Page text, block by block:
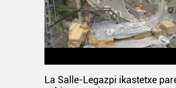
La Salle-Legazpi ikastetxe